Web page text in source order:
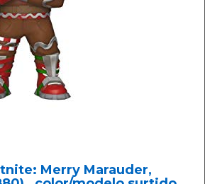
Merry Marauder,